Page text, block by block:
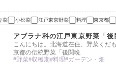
菜 小松菜 江戸東京野菜 料理 東京都
アブラナ科の江戸東京野菜「
こんにちは。北海道在住、野菜くだ
京都の伝統野菜「後関晩
野菜 収穫期 料理 ガーデン・畑